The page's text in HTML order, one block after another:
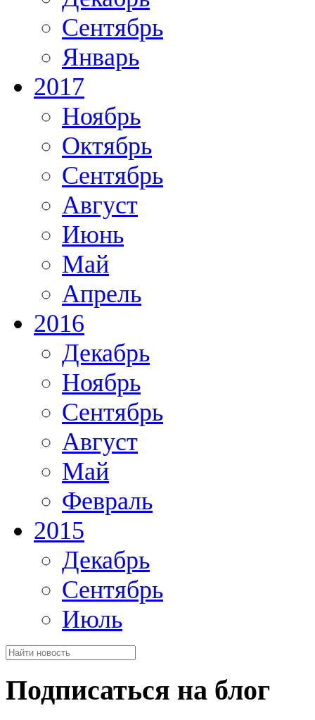
Сентябрь
Январь
2017
Ноябрь
Октябрь
Сентябрь
Август
Июнь
Май
Апрель
2016
Декабрь
Ноябрь
Сентябрь
Август
Май
Февраль
2015
Декабрь
Сентябрь
Июль
Подписаться на блог